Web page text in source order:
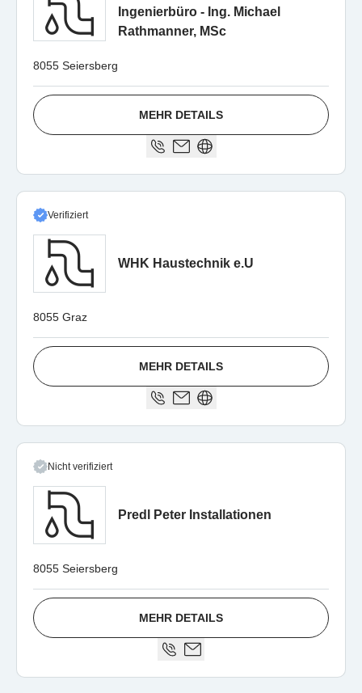
Ingenierbüro - Ing. Michael
Rathmanner, MSc
8055 Seiersberg
MEHR DETAILS
Verifiziert
WHK Haustechnik e.U
8055 Graz
MEHR DETAILS
Nicht verifiziert
Predl Peter Installationen
8055 Seiersberg
MEHR DETAILS